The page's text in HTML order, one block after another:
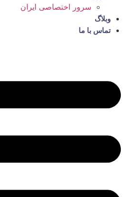
سرور اختصاصی ایران
وبلاگ
تماس با ما